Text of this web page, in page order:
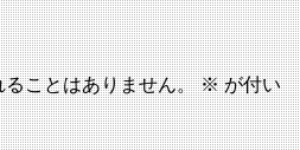
ことはありません。 ※が付い